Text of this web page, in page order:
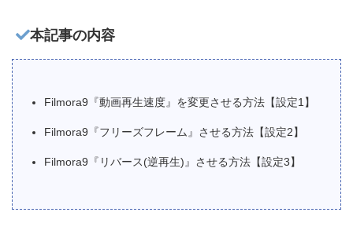
本記事の内容
Filmora9『動画再生速度』を変更させる方法【設定1】
Filmora9『フリーズフレーム』させる方法【設定2】
Filmora9『リバース(逆再生)』させる方法【設定3】